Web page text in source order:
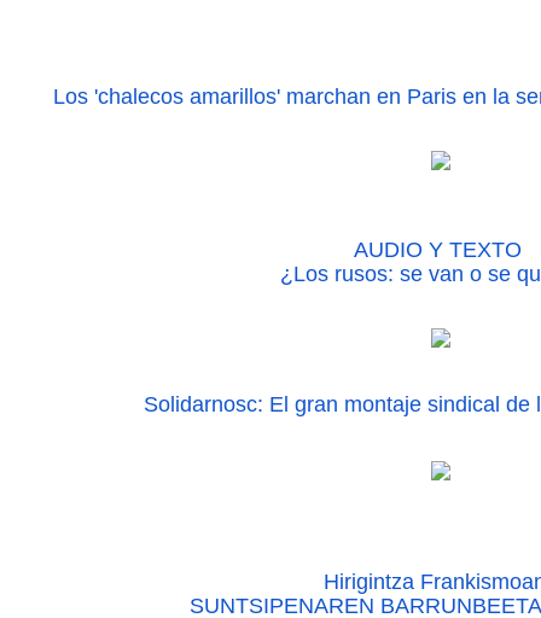
Los 'chalecos amarillos' marchan en Paris en la
AUDIO Y TEXTO
¿Los rusos: se van o se
Solidarnosc: El gran montaje sindical de
Hirigintza
SUNTSIPENAREN